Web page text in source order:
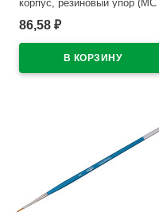
корпус, резиновый упор (MC
Gold) зеленый, 0,5мм, масло
86,58 ₽